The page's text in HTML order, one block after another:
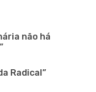
não há
Radical”